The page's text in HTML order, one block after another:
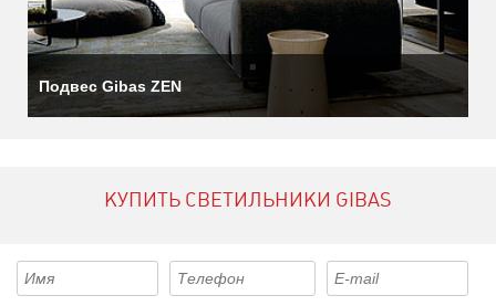
Подвес Gibas ZEN
КУПИТЬ СВЕТИЛЬНИКИ GIBAS